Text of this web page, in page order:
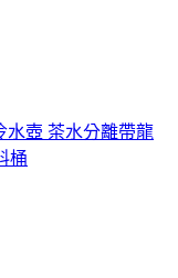
水壺 茶水分離帶龍
桶